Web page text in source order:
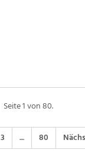
Seite 1 von 80.
3 .... 80